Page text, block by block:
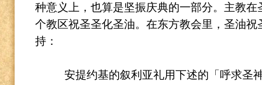
种意义上，也算是坚振庆典的一部分。 主教在
个教区祝圣圣化圣油。在东方教会里，圣油
持：
安提约基的叙利亚礼用下述的「呼求圣